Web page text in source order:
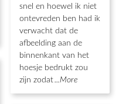
snel en hoewel ik niet
ontevreden ben had ik
verwacht dat de
afbeelding aan de
binnenkant van het
hoesje bedrukt zou
zijn zodat...More